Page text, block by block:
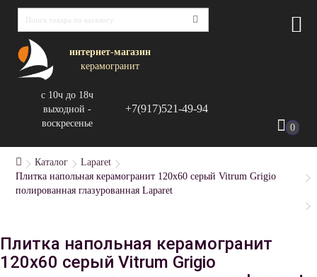
интернет-магазин
керамогранит
с 10ч до 18ч
выходной -
воскресенье
+7(917)521-49-94
0
Каталог
Laparet
Плитка напольная керамогранит 120x60 серый Vitrum Grigio
полированная глазурованная Laparet
Плитка напольная керамогранит
120x60 серый Vitrum Grigio